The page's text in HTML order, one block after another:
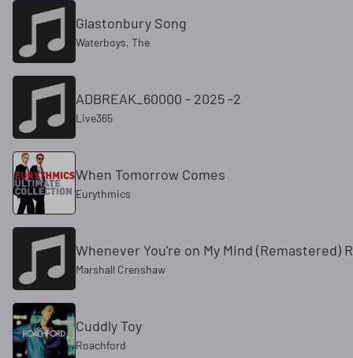
Glastonbury Song
Waterboys, The
ADBREAK_60000 - 2025 -2
Live365
When Tomorrow Comes
Eurythmics
Whenever You're on My Mind (Remastered)
Marshall Crenshaw
Cuddly Toy
Roachford